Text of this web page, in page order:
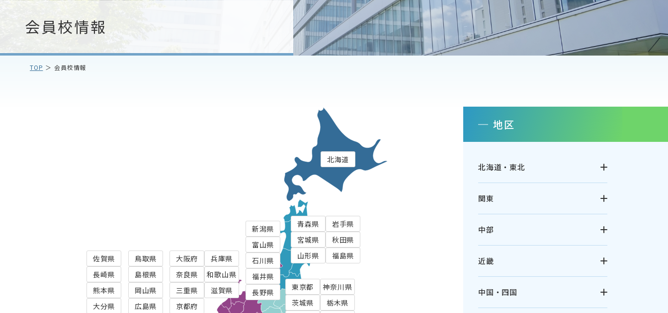
会員校情報
TOP 会員校情報
北海道
青森県
岩手県
宮城県
秋田県
山形県
福島県
東京都
神奈川県
茨城県
栃木県
新潟県
富山県
石川県
福井県
長野県
大阪府
兵庫県
奈良県
和歌山県
三重県
滋賀県
京都府
鳥取県
島根県
岡山県
広島県
佐賀県
長崎県
熊本県
大分県
地区
北海道・東北
関東
中部
近畿
中国・四国